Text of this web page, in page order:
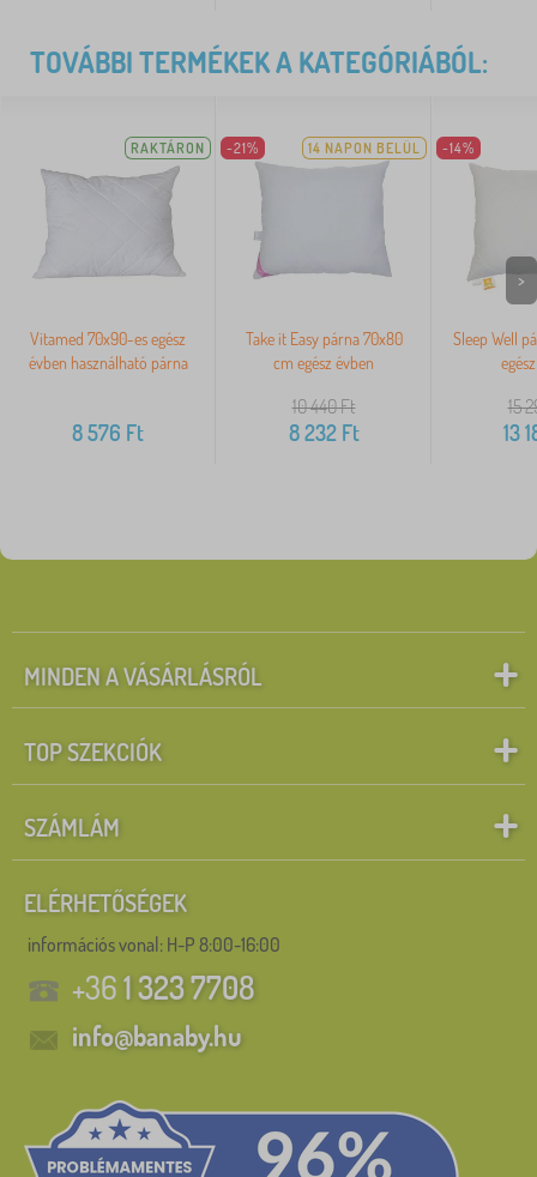
TOVÁBBI TERMÉKEK A KATEGÓRIÁBÓL:
RAKTÁRON
Vitamed 70x90-es egész
évben használható párna
8 576 Ft
-21% 14 NAPON BELÜL
Take it Easy párna 70x80
cm egész évben
10 440Ft
8 232Ft
-14%
Sleep Well
15
13
>
MINDEN A VÁSÁRLÁSRÓL
TOP SZEKCIÓK
SZÁMLÁM
ELÉRHETŐSÉGEK
információs vonal: H-P 8:00-16:00
+361 323 7708
info@banaby.hu